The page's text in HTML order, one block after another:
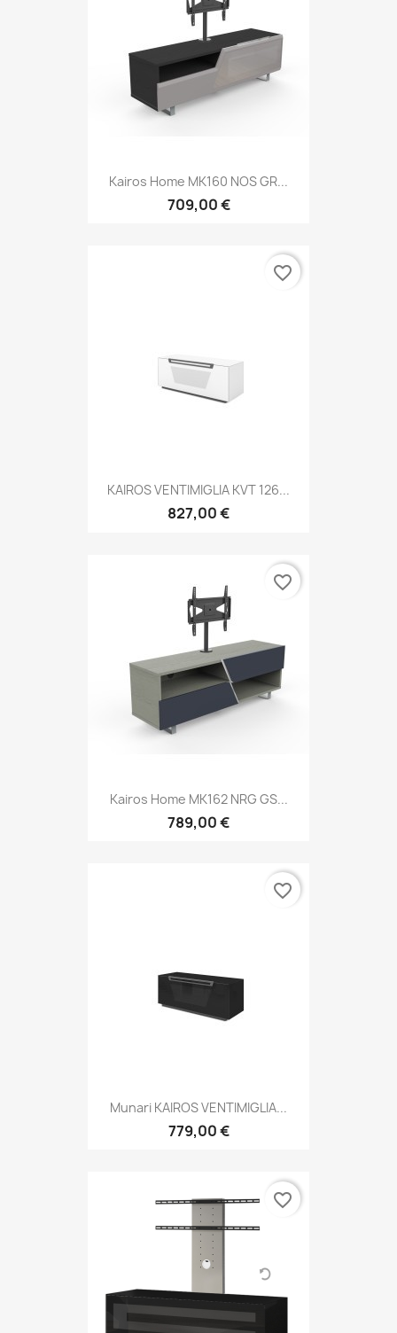
Kairos Home MK160 NOS GR...
709,00 €
KAIROS VENTIMIGLIA KVT 126...
827,00 €
favorite_border
Kairos Home MK162 NRG GS...
789,00 €
favorite_border
Munari KAIROS VENTIMIGLIA...
779,00 €
favorite_border
favorite_border